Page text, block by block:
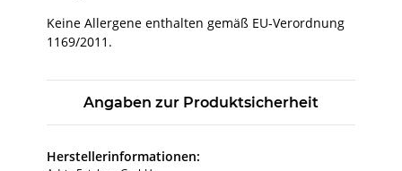
Keine Allergene enthalten gemäß EU-Verordnung
1169/2011.
Angaben zur Produktsicherheit
Herstellerinformationen: